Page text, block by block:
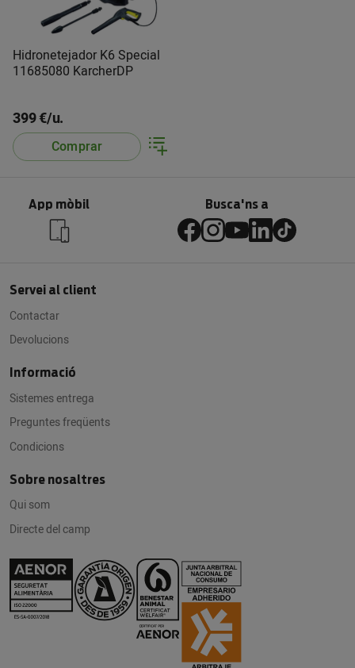
Hidronetejador K6 Special
11685080 KarcherDP
399 €/u.
Comprar
App mòbil Busca'ns a
Servei al client
Contactar
Devolucions
Informació
Sistemes entrega
Preguntes freqüents
Condicions
Sobre nosaltres
Qui som
Directe del camp